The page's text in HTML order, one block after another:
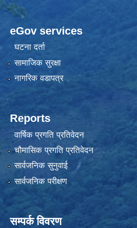
eGov services
घटना दर्ता
सामाजिक सुरक्षा
नागरिक वडापत्र
Reports
वार्षिक प्रगति प्रतिवेदन
चौमासिक प्रगति प्रतिवेदन
सार्वजनिक सुनुवाई
सार्वजनिक परीक्षण
सम्पर्क विवरण